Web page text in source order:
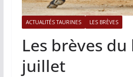
ACTUALITÉS TAURINES LES BRÈVES
Les brèves du
juillet